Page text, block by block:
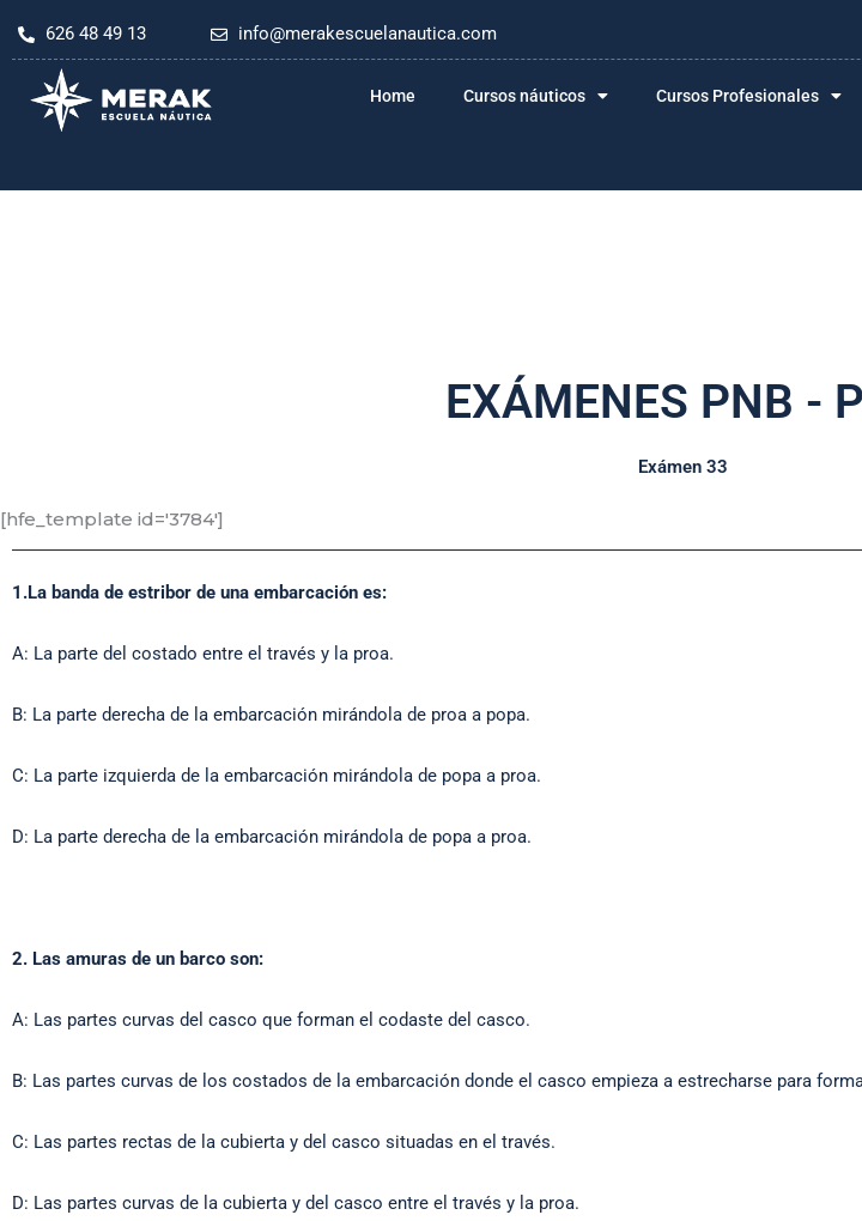
contenido
626 48 49 13 info@merakescuelanautica.com
Home Cursos náuticos Cursos Profesionales
EXÁMENES PNB -
Exámen 33
[hfe_template id='3784']
1.La banda de estribor de una embarcación es:
A: La parte del costado entre el través y la proa.
B: La parte derecha de la embarcación mirándola de proa a popa.
C: La parte izquierda de la embarcación mirándola de popa a proa.
D: La parte derecha de la embarcación mirándola de popa a proa.
2. Las amuras de un barco son:
A: Las partes curvas del casco que forman el codaste del casco.
B: Las partes curvas de los costados de la embarcación donde el casco empieza a estrecharse para
C: Las partes rectas de la cubierta y del casco situadas en el través.
D: Las partes curvas de la cubierta y del casco entre el través y la proa.